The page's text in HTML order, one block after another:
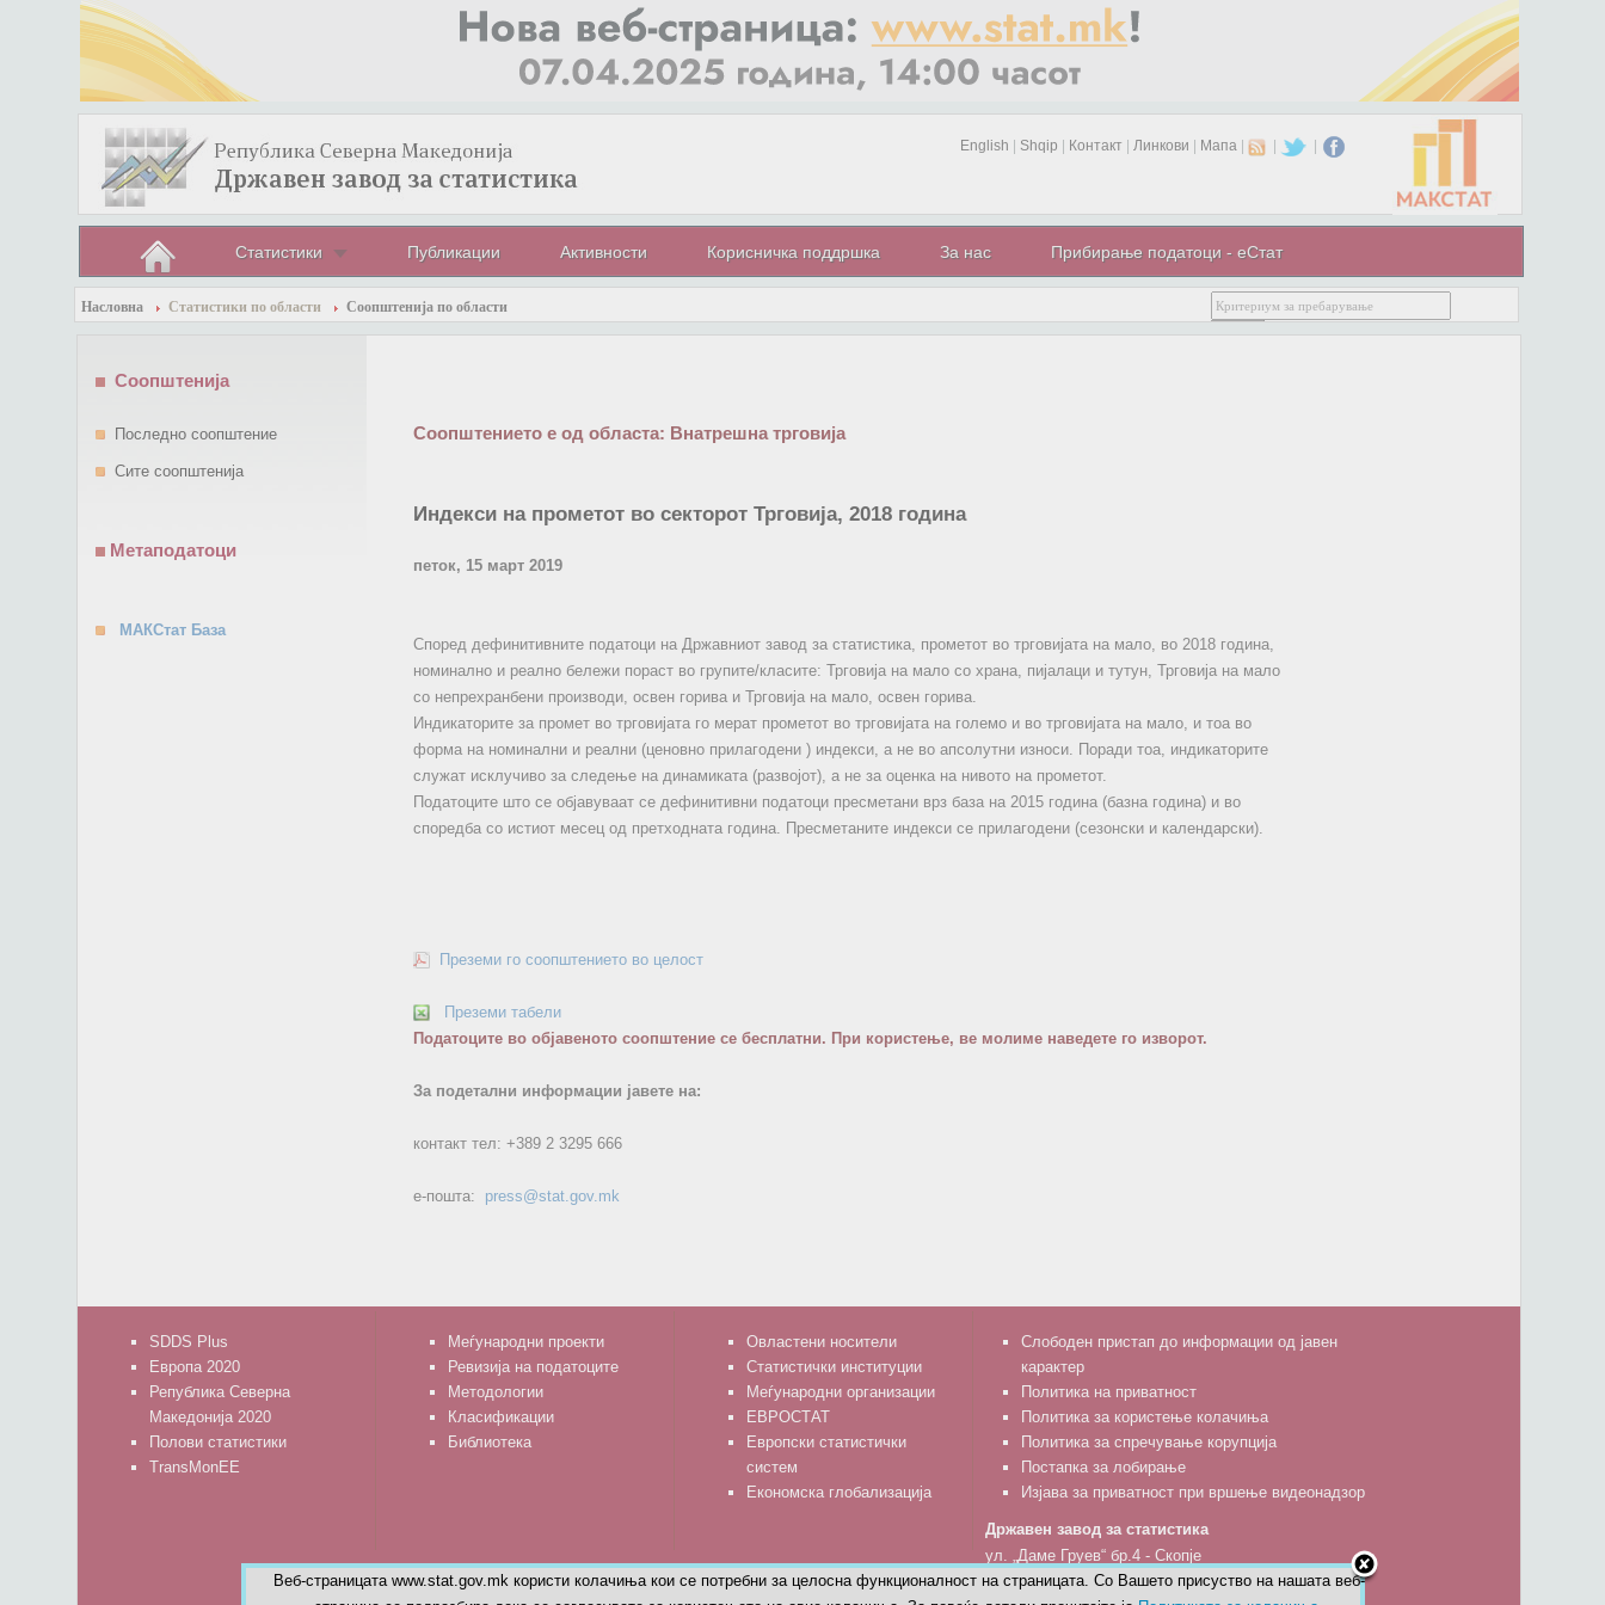
English Shqip Контакт Линкови Мапа| | |
Статистики Публикации Активности Корисничка поддршка За нас Прибирање податоци - еСтат
Насловна Статистики по области Соопштенија по области
Соопштението е од областа: Внатрешна трговија
Индекси на прометот во секторот Трговија, 2018 година
петок, 15 март 2019
Според дефинитивните податоци на Државниот завод за статистика, прометот во трговијата на мало, во 2018 година,
номинално и реално бележи пораст во групите/класите: Трговија на мало со храна, пијалаци и тутун, Трговија на мало
со непрехранбени производи, освен горива и Трговија на мало, освен горива.
Индикаторите за промет во трговијата го мерат прометот во трговијата на големо и во трговијата на мало, и тоа во
форма на номинални и реални (ценовно прилагодени ) индекси, а не во апсолутни износи. Поради тоа, индикаторите
служат исклучиво за следење на динамиката (развојот), а не за оценка на нивото на прометот.
Податоците што се објавуваат се дефинитивни податоци пресметани врз база на 2015 година (базна година) и во
споредба со истиот месец од претходната година. Пресметаните индекси се прилагодени (сезонски и календарски).
Преземи го соопштението во целост
Преземи табели
Податоците во објавеното соопштение се бесплатни. При користење, ве молиме наведете го изворот.
За подетални информации јавете на:
контакт тел: +389 2 3295 666
е-пошта: press@stat.gov.mk
Соопштенија
Последно соопштение
Сите соопштенија
Метаподатоци
МАКСтат База
SDDS Plus
Европа 2020
Република Северна
Македонија 2020
Полови статистики
TransMonEE
Меѓународни проекти
Ревизија на податоците
Методологии
Класификации
Библиотека
Овластени носители
Статистички институции
Меѓународни организации
ЕВРОСТАТ
Европски статистички
систем
Економска глобализација
Слободен пристап до информации од јавен
карактер
Политика на приватност
Политика за користење колачиња
Политика за спречување корупција
Постапка за лобирање
Изјава за приватност при вршење видеонадзор
Државен завод за статистика
ул. „Даме Груев“ бр.4 - Скопје
тел: 02 3295 600; факс: 02 3111 336; 02 3136-197
Веб-страницата www.stat.gov.mk користи колачиња кои се потребни за целосна функционалност на страницата. Со Вашето присуство на нашата веб-